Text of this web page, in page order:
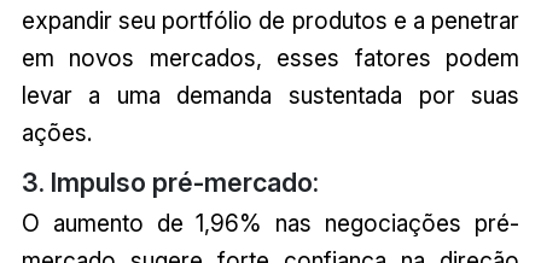
expandir seu portfólio de produtos e a penetrar
em novos mercados, esses fatores podem
levar a uma demanda sustentada por suas
ações.
3. Impulso pré-mercado:
O aumento de 1,96% nas negociações pré-